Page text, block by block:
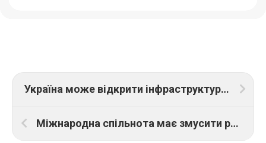
Україна може відкрити інфраструктуру для приватного інвестування – Шурма
Міжнародна спільнота має змусити росію заплатити за все, що вона зруйнувала в Україні під час війни – президент Польщі Анджей Дуда